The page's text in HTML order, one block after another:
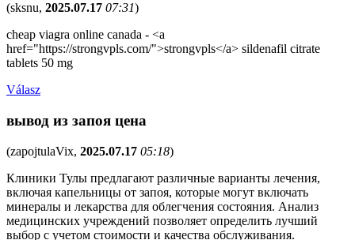
(sksnu, 2025.07.17 07:31)
cheap viagra online canada - <a
href="https://strongvpls.com/">strongvpls</a> sildenafil citrate
tablets 50 mg
Válasz
вывод из запоя цена
(zapojtulaVix, 2025.07.17 05:18)
Клиники Тулы предлагают различные варианты лечения,
включая капельницы от запоя, которые могут включать
минералы и лекарства для облегчения состояния. Анализ
медицинских учреждений позволяет определить лучший
выбор с учетом стоимости и качества обслуживания.